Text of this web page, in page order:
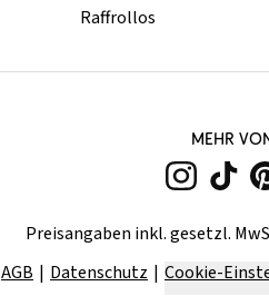
Raffrollos
MEHR
Preisangaben inkl. gesetzl.
AGB
Datenschutz Cookie-